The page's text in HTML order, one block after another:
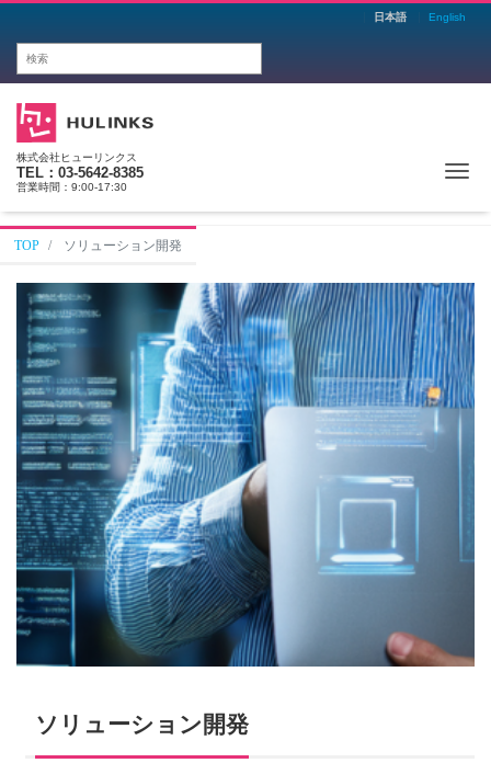
日本語 English
株式会社ヒューリンクス
TEL：03-5642-8385
営業時間：9:00-17:30
TOP ソリューション開発
ソリューション開発